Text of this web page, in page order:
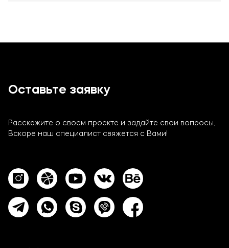
Оставьте заявку
Расскажите о своем проекте и задайте свои вопросы.
Вскоре наш специалист свяжется с Вами!